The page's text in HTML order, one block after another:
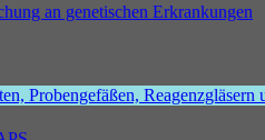
an genetischen Erkrankungen